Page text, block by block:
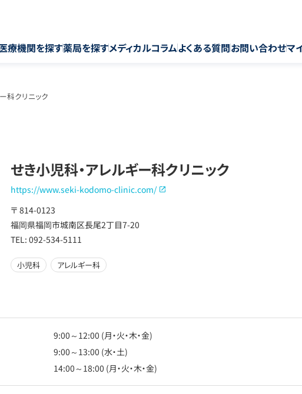
療機関を探す薬局を探すメディカルコラムよくある質問お問い合わせマ
科クリニック
せき小児科・アレルギー科クリニック
https://www.seki-kodomo-clinic.com/
〒 814-0123
福岡県福岡市城南区長尾2丁目7-20
TEL: 092-534-5111
小児科 アレルギー科
9:00～12:00 (月・火・木・金)
9:00～13:00 (水・土)
14:00～18:00 (月・火・木・金)